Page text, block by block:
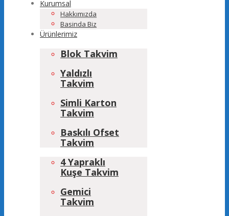
Kurumsal
Hakkımızda
Basinda Biz
Ürünlerimiz
Blok Takvim
Yaldızlı
Takvim
Simli Karton
Takvim
Baskılı Ofset
Takvim
4 Yapraklı
Kuşe Takvim
Gemici
Takvim